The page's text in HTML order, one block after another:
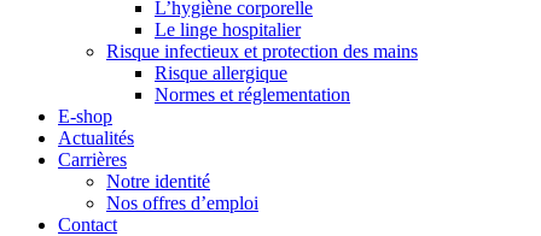
L’hygiène corporelle
Le linge hospitalier
Risque infectieux et protection des mains
Risque allergique
Normes et réglementation
E-shop
Actualités
Carrières
Notre identité
Nos offres d’emploi
Contact